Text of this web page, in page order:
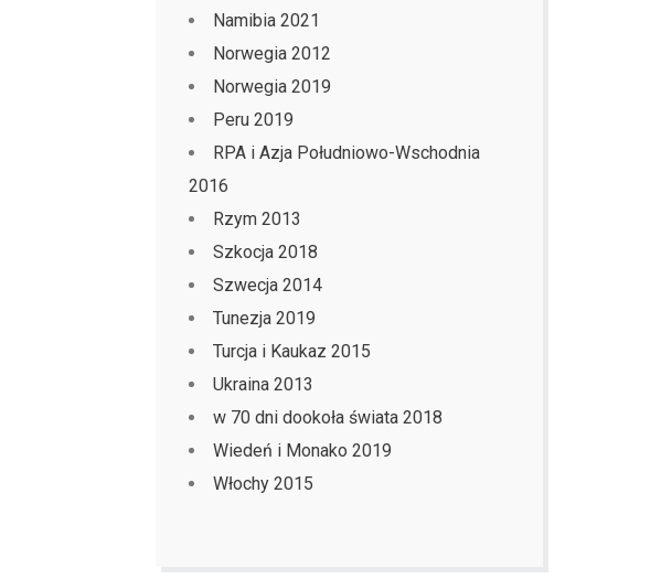
Namibia 2021
Norwegia 2012
Norwegia 2019
Peru 2019
RPA i Azja Południowo-Wschodnia
2016
Rzym 2013
Szkocja 2018
Szwecja 2014
Tunezja 2019
Turcja i Kaukaz 2015
Ukraina 2013
w 70 dni dookoła świata 2018
Wiedeń i Monako 2019
Włochy 2015